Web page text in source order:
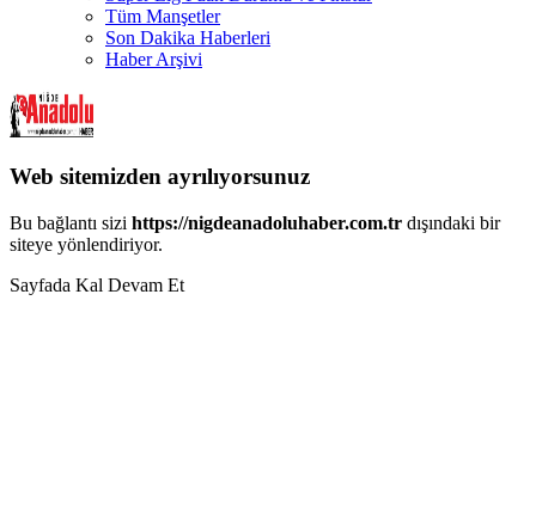
Tüm Manşetler
Son Dakika Haberleri
Haber Arşivi
Web sitemizden ayrılıyorsunuz
Bu bağlantı sizi https://nigdeanadoluhaber.com.tr dışındaki bir
siteye yönlendiriyor.
Sayfada Kal Devam Et